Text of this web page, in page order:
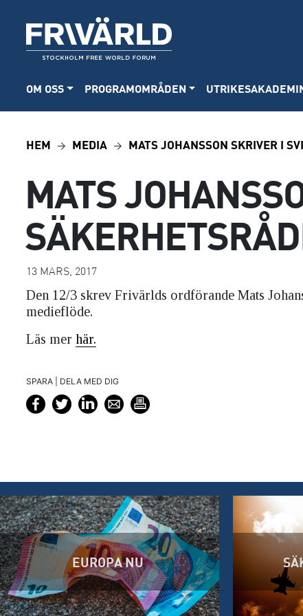
OM OSS PROGRAMOMRÅDEN
HEM MEDIA MATS JOHANSSON SKRIVER I
MATS
13 MARS, 2017
Den 12/3 skrev Frivärlds ordförande Mats
medieflöde.
Läs mer här.
SPARA | DELA MED DIG
EUROPA NU